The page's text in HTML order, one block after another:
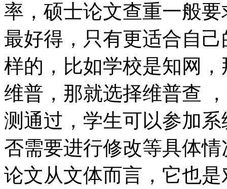
率，硕士论文查重一般
最好得，只有更适合自
样的，比如学校是知网
维普，那就选择维普查
测通过，学生可以参加
否需要进行修改等具体
论文从文体而言，它也